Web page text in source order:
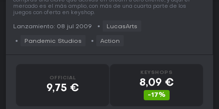
mercado es el más amplio, con más de una cuarta parte de los
juegos con oferta en keyshop.
Lanzamiento: 08 jul 2009 LucasArts
Pandemic Studios Action
OFFICIAL
9,75 €
KEYSHOPS
8,09 €
-17%